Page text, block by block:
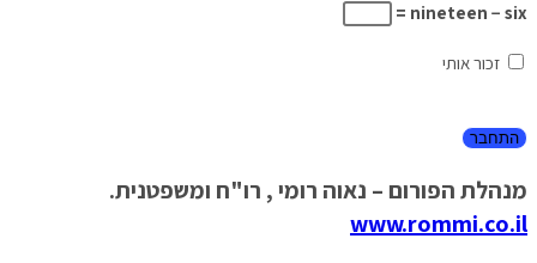
nineteen − six =
זכור אותי
מנהלת הפורום – נאוה רומי , רו"ח ומשפטנית.
www.rommi.co.il